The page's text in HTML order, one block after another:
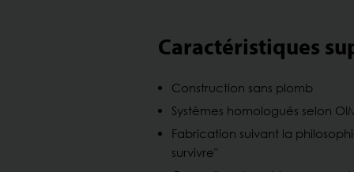
Caractéristiques
Construction sans plomb
Systèmes homologués selon
Fabrication suivant la
survivre"